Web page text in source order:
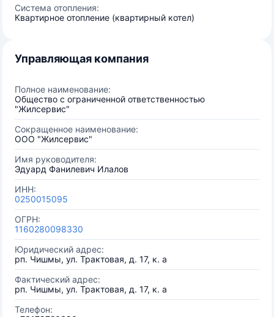
Система отопления:
Квартирное отопление (квартирный котел)
Управляющая компания
Полное наименование:
Общество с ограниченной ответственностью
"Жилсервис"
Сокращенное наименование:
ООО "Жилсервис"
Имя руководителя:
Эдуард Фанилевич Илалов
ИНН:
0250015095
ОГРН:
1160280098330
Юридический адрес:
рп. Чишмы, ул. Трактовая, д. 17, к. а
Фактический адрес:
рп. Чишмы, ул. Трактовая, д. 17, к. а
Телефон: